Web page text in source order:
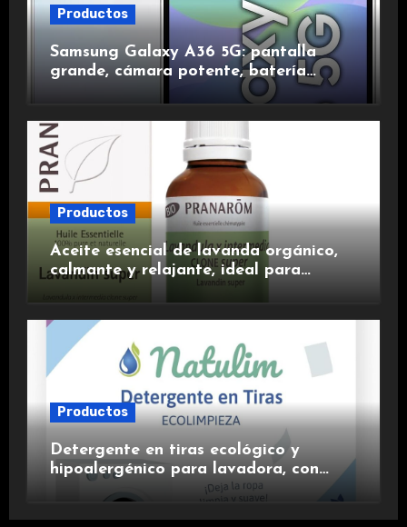
Productos
Samsung Galaxy A36 5G: pantalla
grande, cámara potente, batería
duradera y carga rápida para una
experiencia premium.
Productos
Aceite esencial de lavanda orgánico,
calmante y relajante, ideal para
Productos
Detergente en tiras ecológico y
hipoalergénico para lavadora, con
suavizante incluido y fragancia de
lavanda.